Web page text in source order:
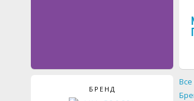
БРЕНД